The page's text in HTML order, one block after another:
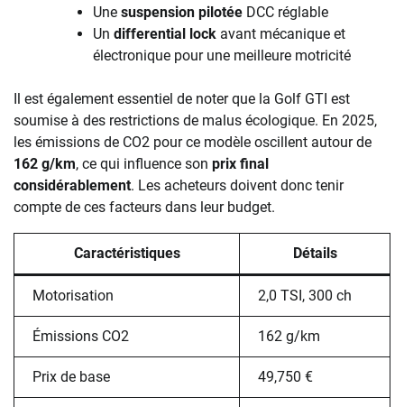
Une suspension pilotée DCC réglable
Un differential lock avant mécanique et
électronique pour une meilleure motricité
Il est également essentiel de noter que la Golf GTI est
soumise à des restrictions de malus écologique. En 2025,
les émissions de CO2 pour ce modèle oscillent autour de
162 g/km, ce qui influence son prix final
considérablement. Les acheteurs doivent donc tenir
compte de ces facteurs dans leur budget.
Caractéristiques Détails
Motorisation 2,0 TSI, 300 ch
Émissions CO2 162 g/km
Prix de base 49,750 €